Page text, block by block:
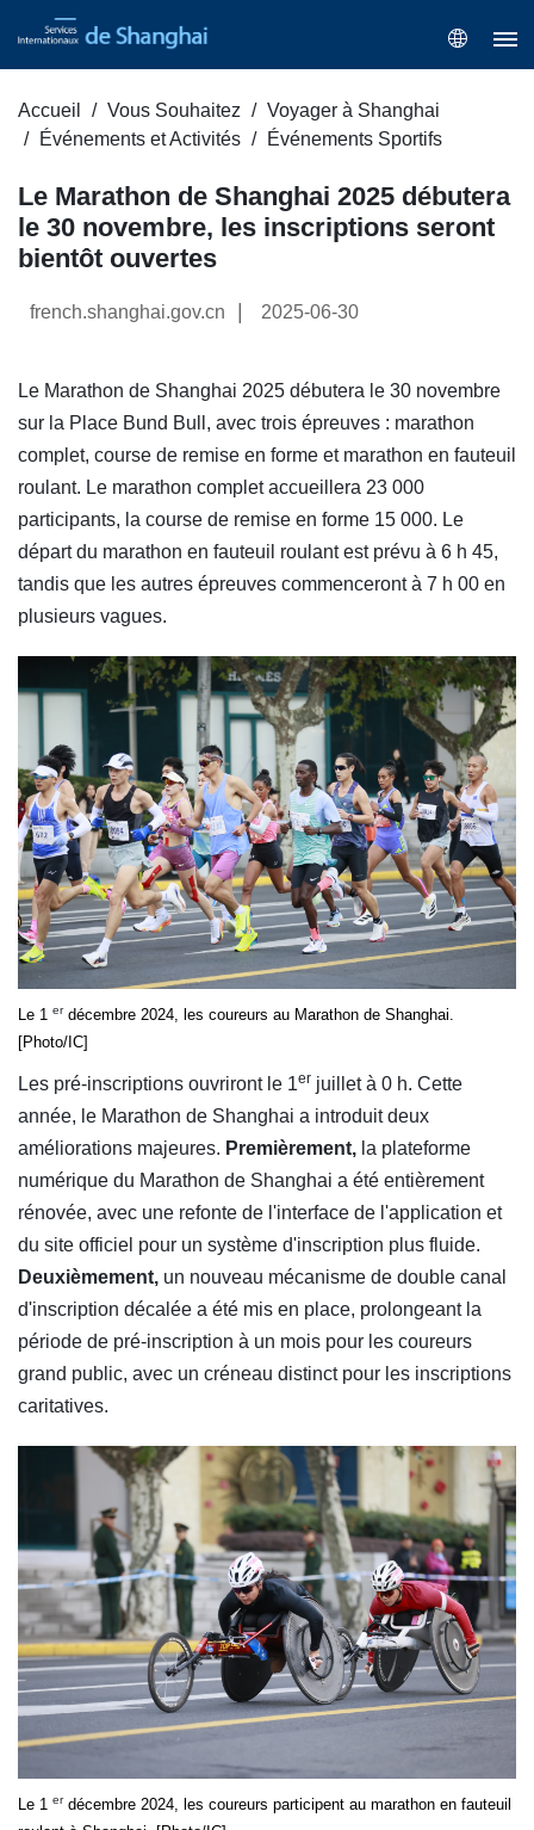
Accueil Vous Souhaitez
Voyager à Shanghai
Événements et Activités
Événements Sportifs
Le Marathon de Shanghai 2025 débutera
le 30 novembre, les inscriptions seront
bientôt ouvertes
french.shanghai.gov.cn 2025-06-30
Le Marathon de Shanghai 2025 débutera le 30 novembre
sur la Place Bund Bull, avec trois épreuves : marathon
complet, course de remise en forme et marathon en fauteuil
roulant. Le marathon complet accueillera 23 000
participants, la course de remise en forme 15 000. Le
départ du marathon en fauteuil roulant est prévu à 6 h 45,
tandis que les autres épreuves commenceront à 7 h 00 en
plusieurs vagues.
Le 1 er décembre 2024, les coureurs au Marathon de Shanghai.
[Photo/IC]
Les pré-inscriptions ouvriront le 1er juillet à 0 h. Cette
année, le Marathon de Shanghai a introduit deux
améliorations majeures. Premièrement, la plateforme
numérique du Marathon de Shanghai a été entièrement
rénovée, avec une refonte de l'interface de l'application et
du site officiel pour un système d'inscription plus fluide.
Deuxièmement, un nouveau mécanisme de double canal
d'inscription décalée a été mis en place, prolongeant la
période de pré-inscription à un mois pour les coureurs
grand public, avec un créneau distinct pour les inscriptions
caritatives.
Le 1 er décembre 2024, les coureurs participent au marathon en fauteuil